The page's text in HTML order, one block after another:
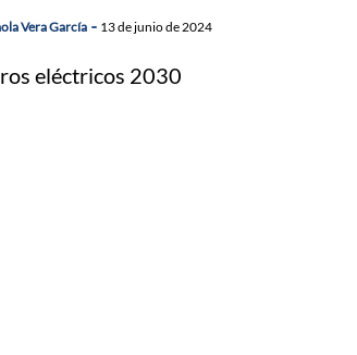
Vera García 13 de junio de 2024